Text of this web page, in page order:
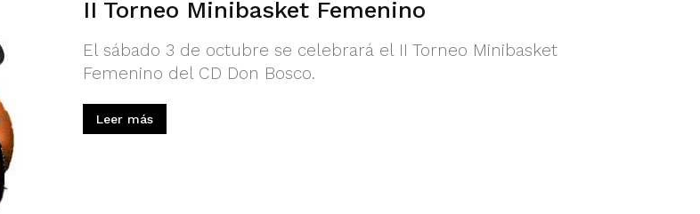
II Torneo Minibasket Femenino
El sábado 3 de octubre se celebrará el II Torneo Minibasket
Femenino del CD Don Bosco.
Leer más